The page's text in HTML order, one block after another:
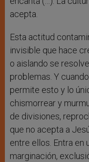
acepta.
Esta actitud
invisible que hace
o aislando se
problemas. Y
permite esto y lo
chismorrear y
de divisiones,
que no acepta a
entre ellos. Entra en
marginación,